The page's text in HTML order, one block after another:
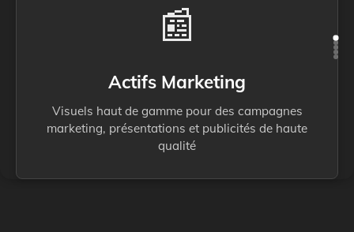
📰
Actifs Marketing
Visuels haut de gamme pour des campagnes
marketing, présentations et publicités de haute
qualité